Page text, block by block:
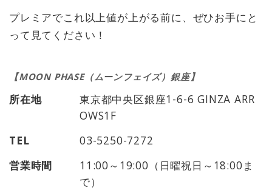
プレミアでこれ以上値が上がる前に、ぜひお手にと
って見てください！
所在地
東京都中央区銀座1-6-6 GINZA ARR
OWS1F
TEL
03-5250-7272
営業時間
11:00～19:00（日曜祝日～18:00ま
で）
【MOON PHASE（ムーンフェイズ）銀座】